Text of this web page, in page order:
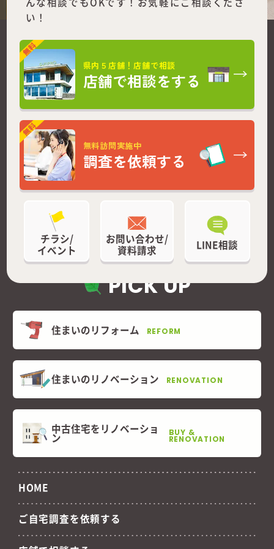
い！
県内５店舗！店舗で相談
店舗で相談をする
無料訪問実施中
調査を依頼する
チラシ/
イベント
お問い合わせ/
資料請求
LINE相談
PICK UP
住まいのリフォーム REFORM
住まいのリノベーション RENOVATION
中古住宅をリノベーショ
ン BUY &
RENOVATION
HOME
ご自宅調査を依頼する